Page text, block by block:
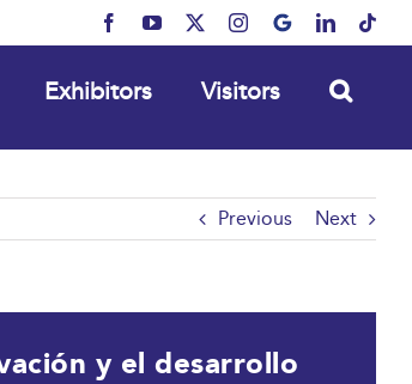
FacebookYouTube Instagram
MyBusinessLinkedIn
Exhibitors Visitors
Previous Next
y el desarrollo